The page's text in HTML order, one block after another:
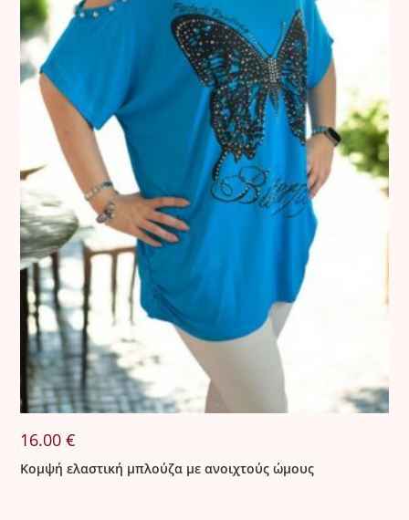
16.00€
Κομψή ελαστική μπλούζα με ανοιχτούς ώμους